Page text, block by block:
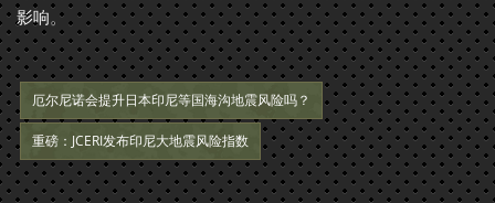
影响。
厄尔尼诺会提升日本印尼等国海沟地震风险吗？
重磅：JCERI发布印尼大地震风险指数